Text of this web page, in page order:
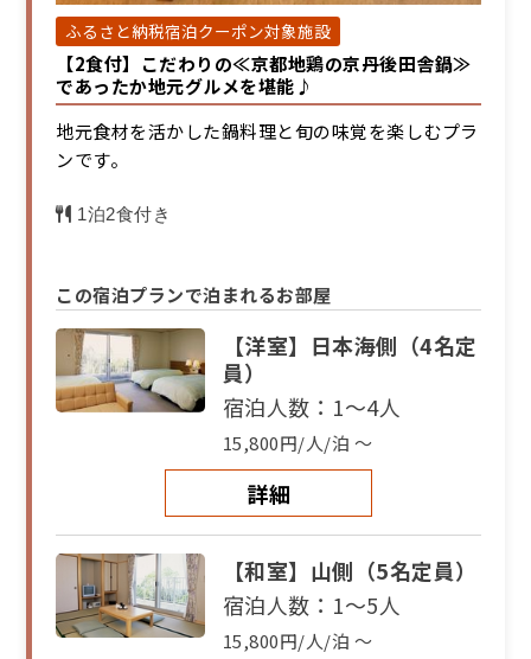
ふるさと納税宿泊クーポン対象施設
【2食付】こだわりの≪京都地鶏の京丹後田舎鍋≫
であったか地元グルメを堪能♪
地元食材を活かした鍋料理と旬の味覚を楽しむプラ
ンです。
1泊2食付き
この宿泊プランで泊まれるお部屋
【洋室】日本海側（4名定
員）
宿泊人数：1～4人
15,800円/人/泊 ～
詳細
【和室】山側（5名定員）
宿泊人数：1～5人
15,800円/人/泊 ～